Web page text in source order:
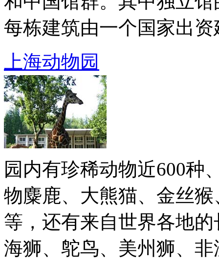
每栋建筑由一个国家出资
上海动物园
园内有珍稀动物近600种
物麋鹿、大熊猫、金丝
等，还有来自世界各地
海狮、鸵鸟、美州狮、